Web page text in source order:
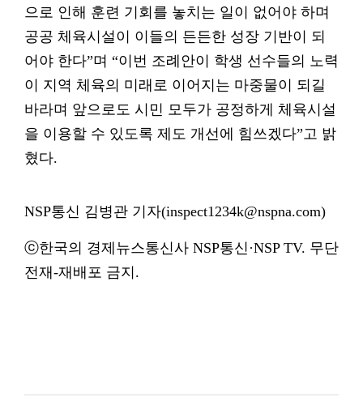
으로 인해 훈련 기회를 놓치는 일이 없어야 하며
공공 체육시설이 이들의 든든한 성장 기반이 되
어야 한다”며 “이번 조례안이 학생 선수들의 노력
이 지역 체육의 미래로 이어지는 마중물이 되길
바라며 앞으로도 시민 모두가 공정하게 체육시설
을 이용할 수 있도록 제도 개선에 힘쓰겠다”고 밝
혔다.
NSP통신 김병관 기자(inspect1234k@nspna.com)
ⓒ한국의 경제뉴스통신사 NSP통신·NSP TV. 무단
전재-재배포 금지.